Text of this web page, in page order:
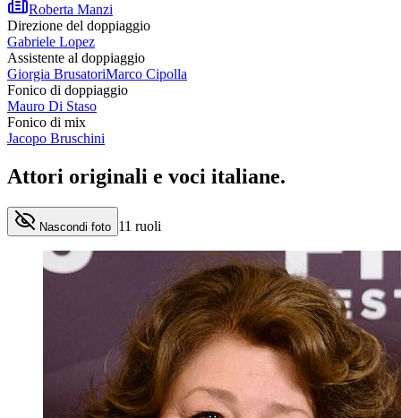
Roberta Manzi
Direzione del doppiaggio
Gabriele Lopez
Assistente al doppiaggio
Giorgia BrusatoriMarco Cipolla
Fonico di doppiaggio
Mauro Di Staso
Fonico di mix
Jacopo Bruschini
Attori originali e voci italiane.
Nascondi foto 11 ruoli